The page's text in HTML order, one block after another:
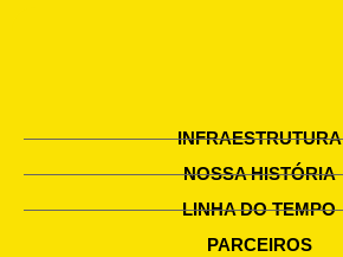
INFRAESTRUTURA
NOSSA HISTÓRIA
LINHA DO TEMPO
PARCEIROS